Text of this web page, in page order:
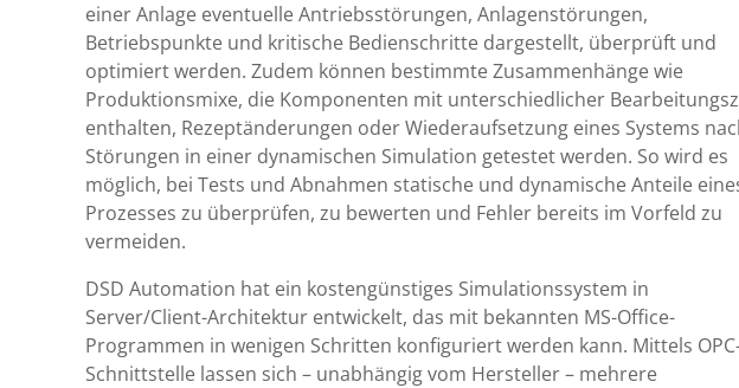
einer Anlage eventuelle Antriebsstörungen, Anlagenstörungen,
Betriebspunkte und kritische Bedienschritte dargestellt, überprüft und
optimiert werden. Zudem können bestimmte Zusammenhänge wie
Produktionsmixe, die Komponenten mit unterschiedlicher
enthalten, Rezeptänderungen oder Wiederaufsetzung eines Systems
Störungen in einer dynamischen Simulation getestet werden. So wird es
möglich, bei Tests und Abnahmen statische und dynamische Anteile
Prozesses zu überprüfen, zu bewerten und Fehler bereits im Vorfeld zu
vermeiden.
DSD Automation hat ein kostengünstiges Simulationssystem in
Server/Client-Architektur entwickelt, das mit bekannten MS-Office-
Programmen in wenigen Schritten konfiguriert werden kann. Mittels
Schnittstelle lassen sich – unabhängig vom Hersteller – mehrere